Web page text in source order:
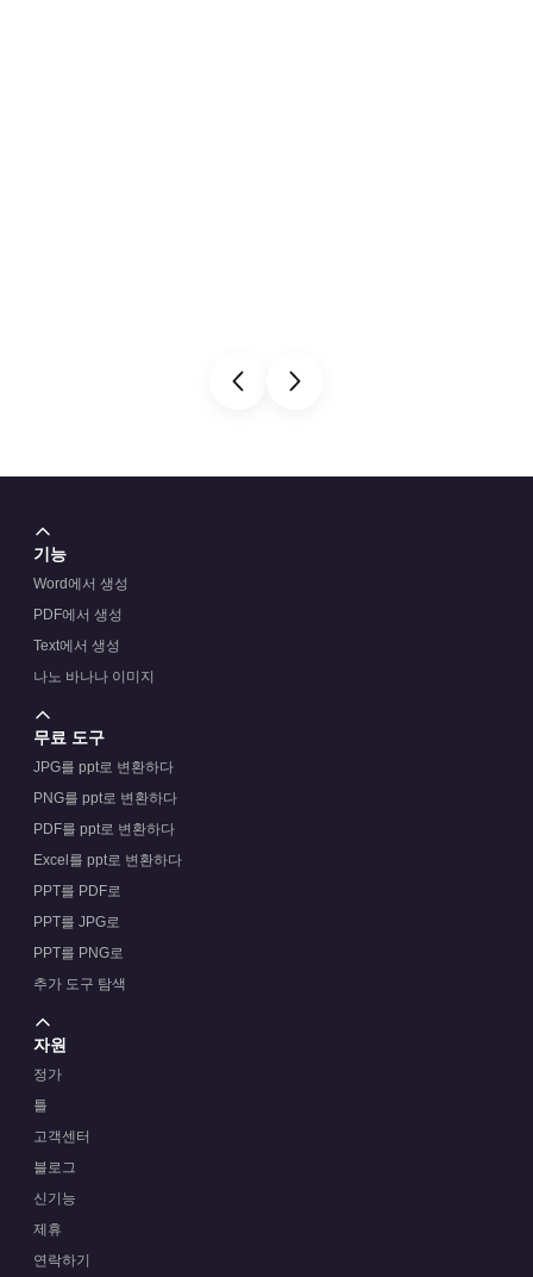
기능
Word에서 생성
PDF에서 생성
Text에서 생성
나노 바나나 이미지
무료 도구
JPG를 ppt로 변환하다
PNG를 ppt로 변환하다
PDF를 ppt로 변환하다
Excel를 ppt로 변환하다
PPT를 PDF로
PPT를 JPG로
PPT를 PNG로
추가 도구 탐색
자원
정가
틀
고객센터
블로그
신기능
제휴
연락하기